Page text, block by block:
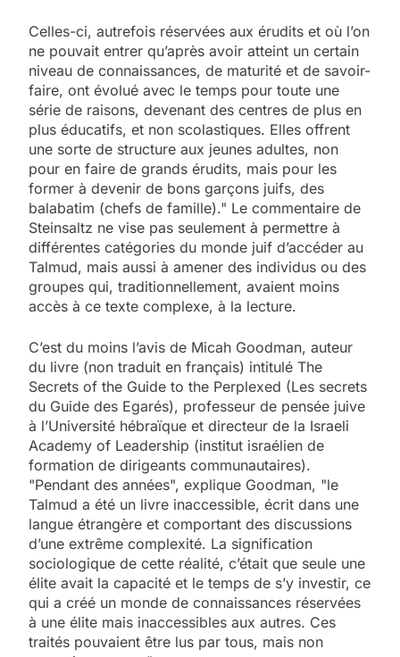
Celles-ci, autrefois réservées aux érudits et où l’on
ne pouvait entrer qu’après avoir atteint un certain
niveau de connaissances, de maturité et de savoir-
faire, ont évolué avec le temps pour toute une
série de raisons, devenant des centres de plus en
plus éducatifs, et non scolastiques. Elles offrent
une sorte de structure aux jeunes adultes, non
pour en faire de grands érudits, mais pour les
former à devenir de bons garçons juifs, des
balabatim (chefs de famille)." Le commentaire de
Steinsaltz ne vise pas seulement à permettre à
différentes catégories du monde juif d’accéder au
Talmud, mais aussi à amener des individus ou des
groupes qui, traditionnellement, avaient moins
accès à ce texte complexe, à la lecture.
C’est du moins l’avis de Micah Goodman, auteur
du livre (non traduit en français) intitulé The
Secrets of the Guide to the Perplexed (Les secrets
du Guide des Egarés), professeur de pensée juive
à l’Université hébraïque et directeur de la Israeli
Academy of Leadership (institut israélien de
formation de dirigeants communautaires).
"Pendant des années", explique Goodman, "le
Talmud a été un livre inaccessible, écrit dans une
langue étrangère et comportant des discussions
d’une extrême complexité. La signification
sociologique de cette réalité, c’était que seule une
élite avait la capacité et le temps de s’y investir, ce
qui a créé un monde de connaissances réservées
à une élite mais inaccessibles aux autres. Ces
traités pouvaient être lus par tous, mais non